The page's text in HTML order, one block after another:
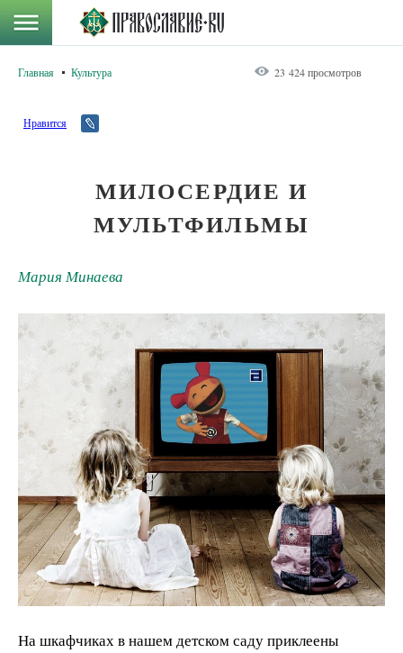
Главная Культура 23 424 просмотров
Нравится
МИЛОСЕРДИЕ И
МУЛЬТФИЛЬМЫ
Мария Минаева
На шкафчиках в нашем детском саду приклеены